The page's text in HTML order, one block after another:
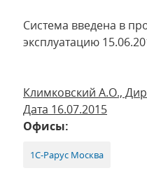
Система введена в
эксплуатацию
Климковский А.О.,
Дата 16.07.2015
Офисы:
1С-Рарус Москва